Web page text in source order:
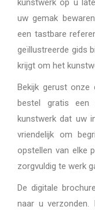
kunstwerk op u
uw gemak
een tastbare
geïllustreerde gids
krijgt om het
Bekijk gerust onze
bestel gratis een
kunstwerk dat uw
vriendelijk om
opstellen van elke
zorgvuldig te werk
De digitale
naar u